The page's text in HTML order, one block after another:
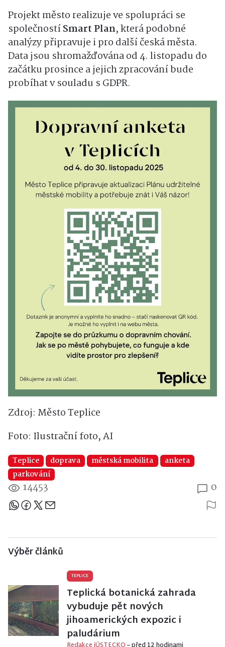
Projekt město realizuje ve spolupráci se
společnostíSmart Plan, která podobné
analýzy připravuje i pro další česká města.
Data jsou shromažďována od 4. listopadu do
začátku prosince a jejich zpracování bude
probíhat v souladu s GDPR.
Zdroj: Město Teplice
Foto: Ilustrační foto, AI
Teplice doprava městská mobilita
anketa
parkování
14453 0
Sdílejte článek
Výběr článků
TEPLICE
Teplická botanická zahrada
vybuduje pět nových
jihoamerických expozic i
paludárium